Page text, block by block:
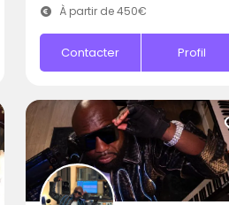
À partir de 450€
Contacter Profil